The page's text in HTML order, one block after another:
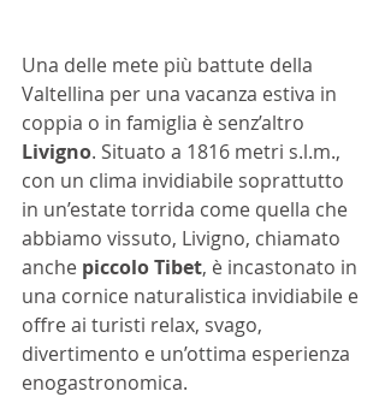
Una delle mete più battute della
Valtellina per una vacanza estiva in
coppia o in famiglia è senz’altro
Livigno. Situato a 1816 metri s.l.m.,
con un clima invidiabile soprattutto
in un’estate torrida come quella che
abbiamo vissuto, Livigno, chiamato
anche piccolo Tibet, è incastonato in
una cornice naturalistica invidiabile e
offre ai turisti relax, svago,
divertimento e un’ottima esperienza
enogastronomica.